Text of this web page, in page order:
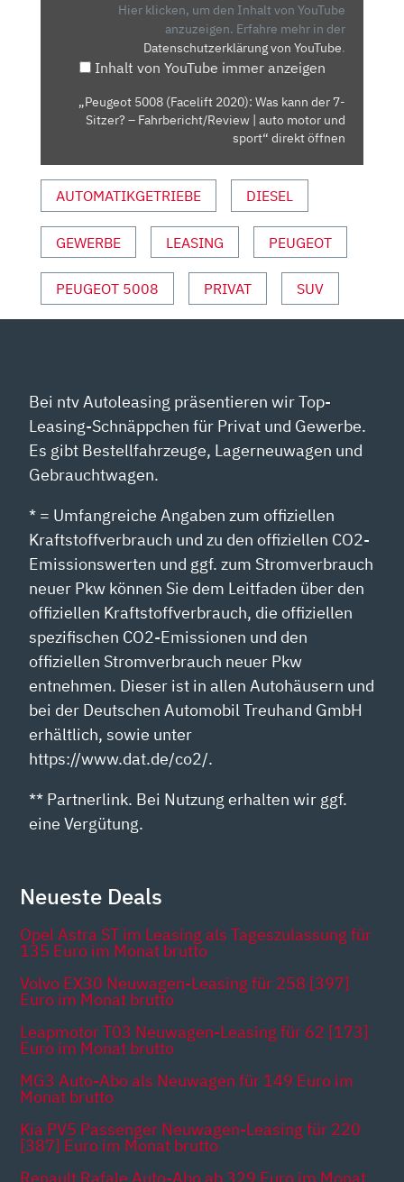
SITZER?
AUTO
MOTOR
UND
SPORT“
YOUTUBE
ANZEIGEN
Hier klicken, um den Inhalt von YouTube
anzuzeigen. Erfahre mehr in der
Datenschutzerklärung von YouTube.
Inhalt von YouTube immer anzeigen
„Peugeot 5008 (Facelift 2020): Was kann der 7-
Sitzer? – Fahrbericht/Review | auto motor und
sport“ direkt öffnen
AUTOMATIKGETRIEBE DIESEL
GEWERBE LEASING PEUGEOT
PEUGEOT 5008 PRIVAT SUV
Bei ntv Autoleasing präsentieren wir Top-
Leasing-Schnäppchen für Privat und Gewerbe.
Es gibt Bestellfahrzeuge, Lagerneuwagen und
Gebrauchtwagen.
* = Umfangreiche Angaben zum offiziellen
Kraftstoffverbrauch und zu den offiziellen CO2-
Emissionswerten und ggf. zum Stromverbrauch
neuer Pkw können Sie dem Leitfaden über den
offiziellen Kraftstoffverbrauch, die offiziellen
spezifischen CO2-Emissionen und den
offiziellen Stromverbrauch neuer Pkw
entnehmen. Dieser ist in allen Autohäusern und
bei der Deutschen Automobil Treuhand GmbH
erhältlich, sowie unter
https://www.dat.de/co2/.
** Partnerlink. Bei Nutzung erhalten wir ggf.
eine Vergütung.
Neueste Deals
Opel Astra ST im Leasing als Tageszulassung für
135 Euro im Monat brutto
Volvo EX30 Neuwagen-Leasing für 258 [397]
Euro im Monat brutto
Leapmotor T03 Neuwagen-Leasing für 62 [173]
Euro im Monat brutto
MG3 Auto-Abo als Neuwagen für 149 Euro im
Monat brutto
Kia PV5 Passenger Neuwagen-Leasing für 220
[387] Euro im Monat brutto